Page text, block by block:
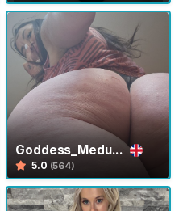
Goddess_Medu...
5.0 (564)